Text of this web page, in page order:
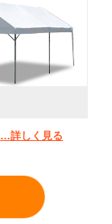
…詳しく見る